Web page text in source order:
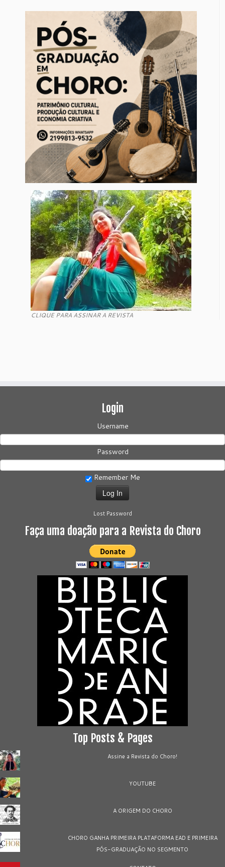
CLIQUE PARA ASSINAR A REVISTA
Login
Username
Password
Remember Me
Lost Password
Faça uma doação para a Revista do Choro
Top Posts & Pages
Assine a Revista do Choro!
YOUTUBE
A ORIGEM DO CHORO
CHORO GANHA PRIMEIRA PLATAFORMA EAD E PRIMEIRA
PÓS-GRADUAÇÃO NO SEGMENTO